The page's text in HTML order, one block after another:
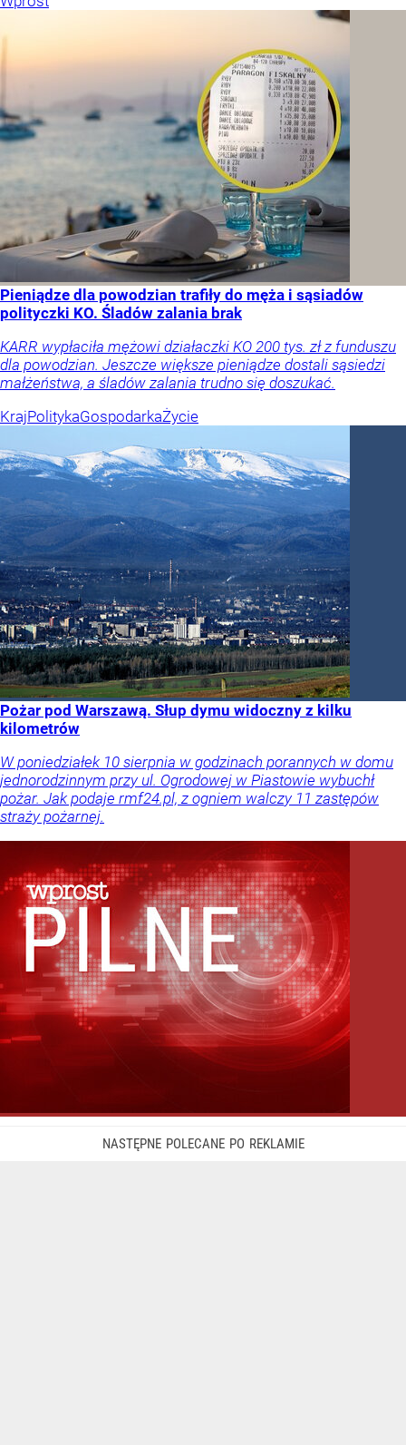
Pieniądze dla powodzian trafiły do męża i sąsiadów
polityczki KO. Śladów zalania brak
KARR wypłaciła mężowi działaczki KO 200 tys. zł z funduszu
dla powodzian. Jeszcze większe pieniądze dostali sąsiedzi
małżeństwa, a śladów zalania trudno się doszukać.
KrajPolitykaGospodarkaŻycie
Pożar pod Warszawą. Słup dymu widoczny z kilku
kilometrów
W poniedziałek 10 sierpnia w godzinach porannych w domu
jednorodzinnym przy ul. Ogrodowej w Piastowie wybuchł
pożar. Jak podaje rmf24.pl, z ogniem walczy 11 zastępów
straży pożarnej.